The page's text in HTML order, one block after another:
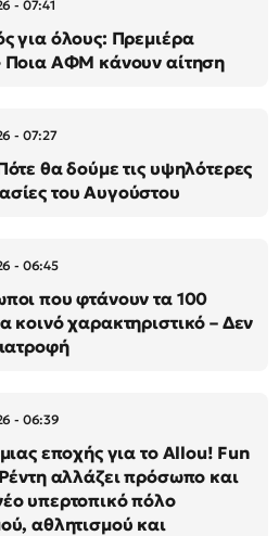
- 07:41
για όλους: Πρεμιέρα
Ποια ΑΦΜ κάνουν αίτηση
- 07:27
θα δούμε τις υψηλότερες
του Αυγούστου
- 06:45
που φτάνουν τα 100
κοινό χαρακτηριστικό – Δεν
- 06:39
εποχής για το Allou! Fun
αλλάζει πρόσωπο και
υπερτοπικό πόλο
αθλητισμού και